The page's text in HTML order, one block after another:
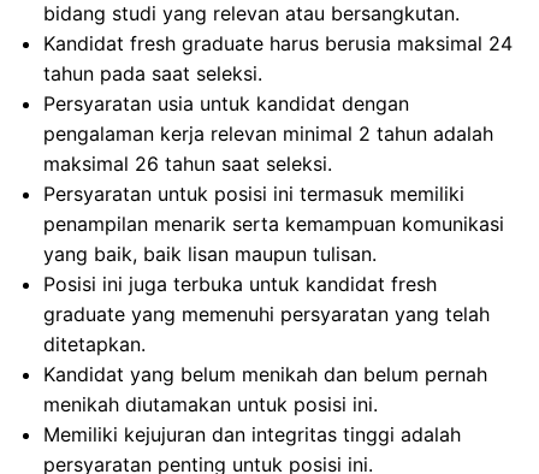
bidang studi yang relevan atau bersangkutan.
Kandidat fresh graduate harus berusia maksimal 24
tahun pada saat seleksi.
Persyaratan usia untuk kandidat dengan
pengalaman kerja relevan minimal 2 tahun adalah
maksimal 26 tahun saat seleksi.
Persyaratan untuk posisi ini termasuk memiliki
penampilan menarik serta kemampuan komunikasi
yang baik, baik lisan maupun tulisan.
Posisi ini juga terbuka untuk kandidat fresh
graduate yang memenuhi persyaratan yang telah
ditetapkan.
Kandidat yang belum menikah dan belum pernah
menikah diutamakan untuk posisi ini.
Memiliki kejujuran dan integritas tinggi adalah
persyaratan penting untuk posisi ini.